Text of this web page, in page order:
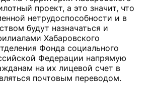
проект, а это значит, что
нетрудоспособности и в
будут назначаться и
Хабаровского
Фонда социального
Федерации напрямую
на их лицевой счет в
почтовым переводом.